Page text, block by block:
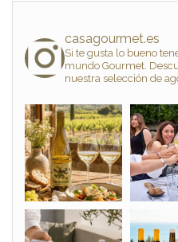
casagourmet.es
Si te gusta lo bueno
mundo Gourmet.
nuestra selección de